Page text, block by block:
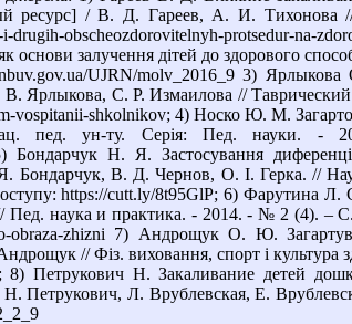
ресурс] / В. Д. Гареев, А. И.
i-drugih-obscheozdorovitelnyh-protsedur-
основи залучення дітей до здорового
UJRN/molv_2016_9 3)
Ярлыкова, С. Р. Измаилова //
vospitanii-shkolnikov; 4) Носко Ю. М.
нац. пед. ун-ту. Серія: Пед.
Бондарчук Н. Я. Застосування
В. Д. Чернов, О. І. Герка. //
https://cutt.ly/8t95GlP; 6) Фарутина Л.
Пед. наука и практика. - 2014. - № 2 (4). –
obraza-zhizni 7) Андрощук О. Ю.
// Фіз. виховання, спорт і
8) Петрукович Н. Закаливание детей
Петрукович, Л. Врублевская, Е.